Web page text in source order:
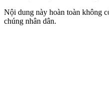
Nội dung này hoàn toàn không
chúng nhân dân.